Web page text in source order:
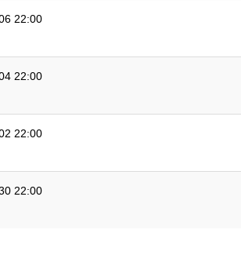
22:00
22:00
22:00
22:00